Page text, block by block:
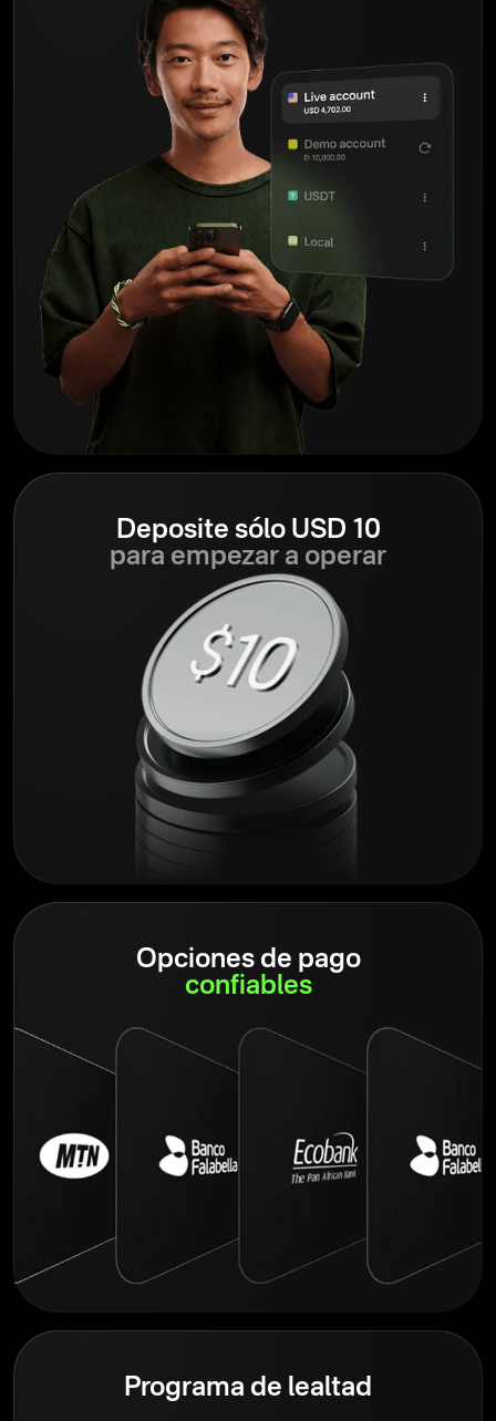
Deposite sólo USD 10
para empezar a operar
Opciones de pago
confiables
Programa de lealtad